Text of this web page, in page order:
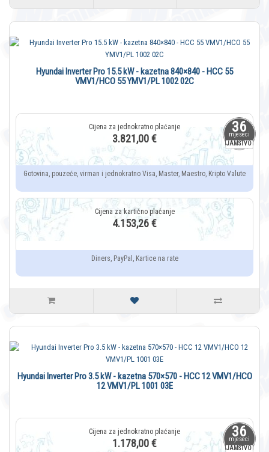
36
mjeseci
JAMSTVO
Hyundai Inverter Pro 15.5 kW - kazetna 840×840 - HCC 55
VMV1/HCO 55 YMV1/PL 1002 02C
3.821,00 €
Gotovina, pouzeće, virman i jednokratno Visa, Master, Maestro, Kripto Valute
4.153,26 €
Diners, PayPal, Kartice na rate
36
mjeseci
JAMSTVO
Hyundai Inverter Pro 3.5 kW - kazetna 570×570 - HCC 12 VMV1/HCO
12 VMV1/PL 1001 03E
1.178,00 €